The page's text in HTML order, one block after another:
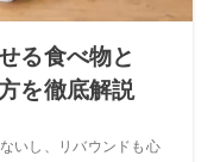
る食べ物と
を徹底解説
いし、リバウンドも心